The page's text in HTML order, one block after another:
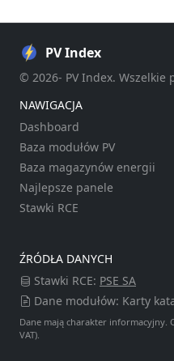
PV Index
© 2026- PV Index. Wszelkie
NAWIGACJA
Dashboard
Baza modułów PV
Baza magazynów energii
Najlepsze panele
Stawki RCE
ŹRÓDŁA DANYCH
Stawki RCE: PSE SA
Dane modułów: Karty
Dane mają charakter informacyjny.
VAT).